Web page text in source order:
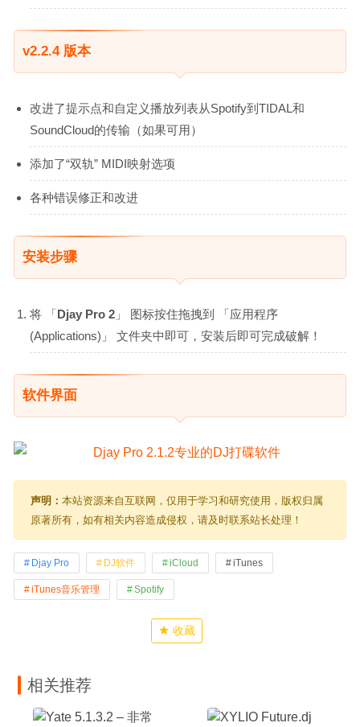
v2.2.4 版本
改进了提示点和自定义播放列表从Spotify到TIDAL和
SoundCloud的传输（如果可用）
添加了“双轨” MIDI映射选项
各种错误修正和改进
安装步骤
将 「Djay Pro 2 」 图标按住拖拽到 「应用程序
(Applications)」 文件夹中即可，安装后即可完成破解！
软件界面
声明： 本站资源来自互联网，仅用于学习和研究使用，版权归属
原著所有，如有相关内容造成侵权，请及时联系站长处理！
Djay Pro DJ软件 iCloud iTunes
iTunes音乐管理 Spotify
收藏
相关推荐